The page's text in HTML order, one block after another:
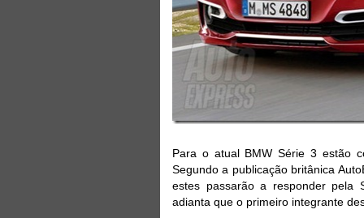
Para o atual BMW Série 3 estão
Segundo a publicação britânica
estes passarão a responder pela
adianta que o primeiro integrante